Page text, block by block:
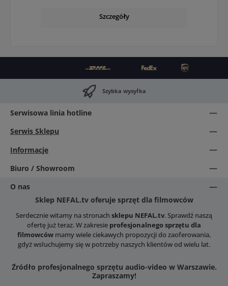
Szczegóły
Szybka wysyłka
Serwisowa linia hotline
Serwis Sklepu
Informacje
Biuro / Showroom
O nas
Sklep NEFAL.tv oferuje sprzęt dla filmowców
Serdecznie witamy na stronach sklepu NEFAL.tv. Sprawdź naszą
ofertę już teraz. W zakresie profesjonalnego sprzętu dla
filmowców mamy wiele ciekawych propozycji do zaoferowania,
gdyż wsłuchujemy się w potrzeby naszych klientów od wielu lat.
Źródło profesjonalnego sprzętu audio-video w Warszawie.
Zapraszamy!